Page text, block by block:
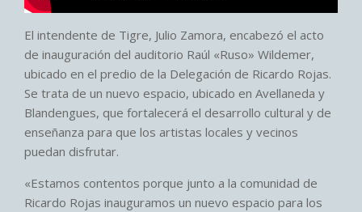
El intendente de Tigre, Julio Zamora, encabezó el acto
de inauguración del auditorio Raúl «Ruso» Wildemer,
ubicado en el predio de la Delegación de Ricardo Rojas.
Se trata de un nuevo espacio, ubicado en Avellaneda y
Blandengues, que fortalecerá el desarrollo cultural y de
enseñanza para que los artistas locales y vecinos
puedan disfrutar.
«Estamos contentos porque junto a la comunidad de
Ricardo Rojas inauguramos un nuevo espacio para los